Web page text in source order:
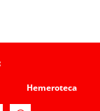
Hemeroteca